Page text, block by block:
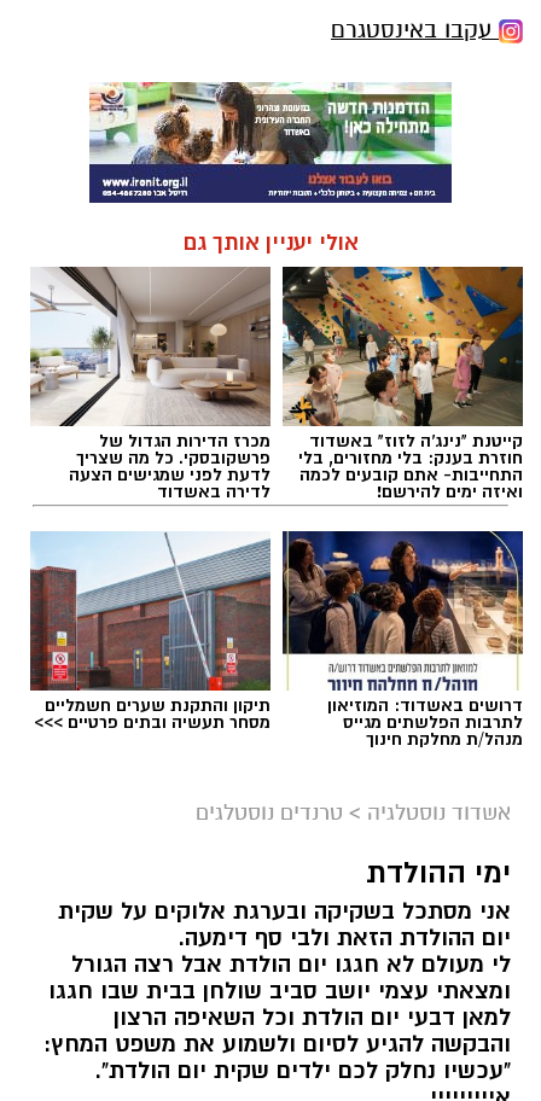
עקבו באינסטגרם
אולי יעניין אותך גם
קייטנת "נינג'ה לזוז" באשדוד
חוזרת בענק: בלי מחזורים, בלי
התחייבות- אתם קובעים לכמה
ואיזה ימים להירשם!
מכרז הדירות הגדול של
פרשקובסקי. כל מה שצריך
לדעת לפני שמגישים הצעה
לדירה באשדוד
דרושים באשדוד: המוזיאון
לתרבות הפלשתים מגייס
מנהל/ת מחלקת חינוך
תיקון והתקנת שערים חשמליים
מסחר תעשיה ובתים פרטיים >>>
אשדוד נוסטלגיה > טרנדים נוסטלגים
ימי ההולדת
אני מסתכל בשקיקה ובערגת אלוקים על שקית
יום ההולדת הזאת ולבי סף דימעה.
לי מעולם לא חגגו יום הולדת אבל רצה הגורל
ומצאתי עצמי יושב סביב שולחן בבית שבו חגגו
למאן דבעי יום הולדת וכל השאיפה הרצון
והבקשה להגיע לסיום ולשמוע את משפט המחץ:
"עכשיו נחלק לכם ילדים שקית יום הולדת".